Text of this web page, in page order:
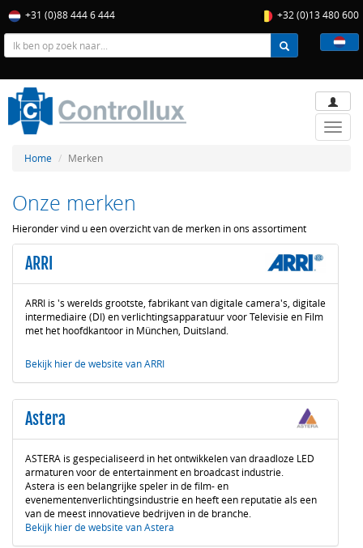
+31 (0)88 444 6 444 +32 (0)13 480 600
Toggle
Home
Merken
Onze merken
Hieronder vind u een overzicht van de merken in ons assortiment
ARRI
ARRI is 's werelds grootste, fabrikant van digitale camera's, digitale
intermediaire (DI) en verlichtingsapparatuur voor Televisie en Film
met het hoofdkantoor in München, Duitsland.
Bekijk hier de website van ARRI
Astera
ASTERA is gespecialiseerd in het ontwikkelen van draadloze LED
armaturen voor de entertainment en broadcast industrie.
Astera is een belangrijke speler in de film- en
evenementenverlichtingsindustrie en heeft een reputatie als een
van de meest innovatieve bedrijven in de branche.
Bekijk hier de website van Astera